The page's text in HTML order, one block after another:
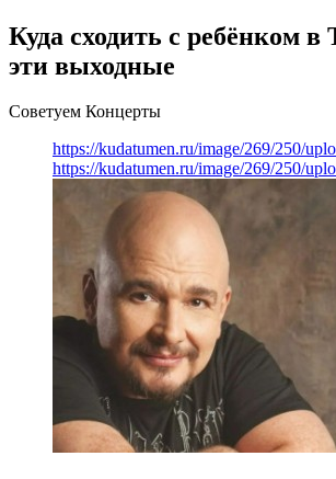
Куда сходить с ребёнком
эти выходные
Советуем Концерты
https://kudatumen.ru/image/269/250/
https://kudatumen.ru/image/269/250/